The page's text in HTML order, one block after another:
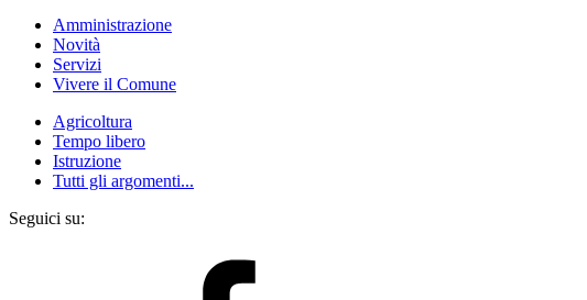
Amministrazione
Novità
Servizi
Vivere il Comune
Agricoltura
Tempo libero
Istruzione
Tutti gli argomenti...
Seguici su: